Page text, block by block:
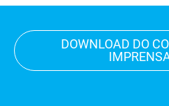
DOWNLOAD DO